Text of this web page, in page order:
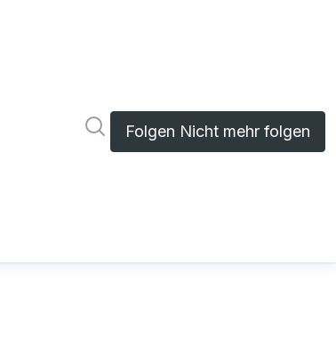
Im Newsroom suchen
Folgen Nicht mehr folgen